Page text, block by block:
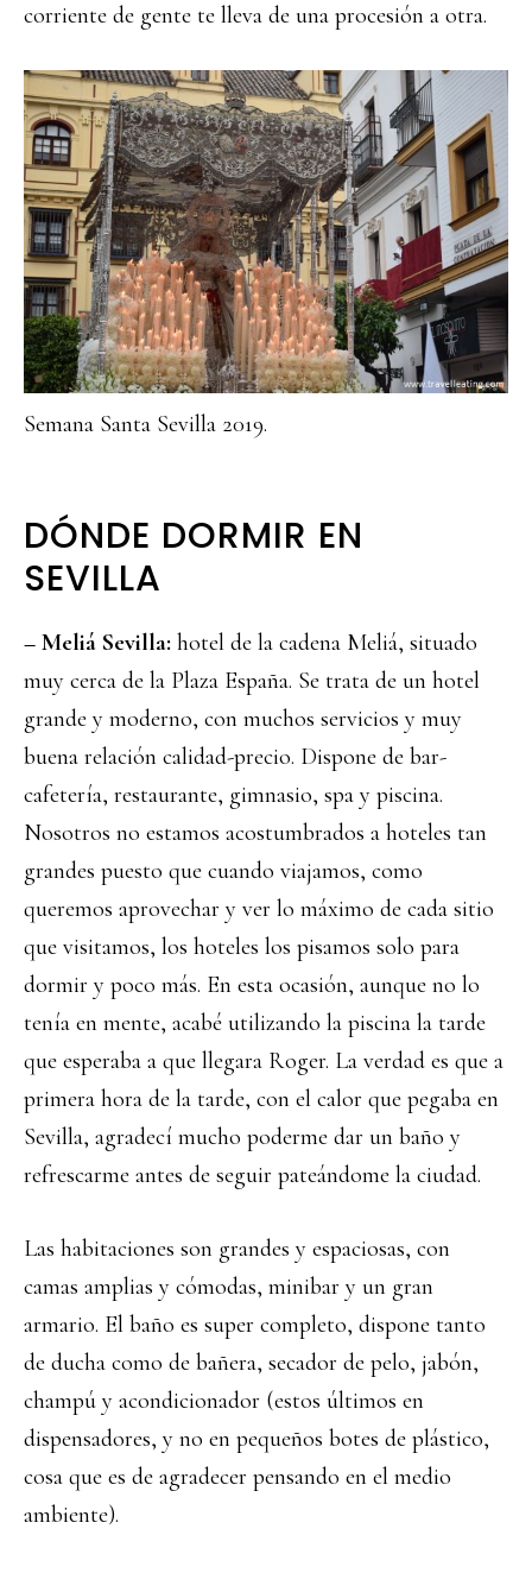
corriente de gente te lleva de una procesión a otra.
Semana Santa Sevilla 2019.
DÓNDE DORMIR EN
SEVILLA
– Meliá Sevilla: hotel de la cadena Meliá, situado
muy cerca de la Plaza España. Se trata de un hotel
grande y moderno, con muchos servicios y muy
buena relación calidad-precio. Dispone de bar-
cafetería, restaurante, gimnasio, spa y piscina.
Nosotros no estamos acostumbrados a hoteles tan
grandes puesto que cuando viajamos, como
queremos aprovechar y ver lo máximo de cada sitio
que visitamos, los hoteles los pisamos solo para
dormir y poco más. En esta ocasión, aunque no lo
tenía en mente, acabé utilizando la piscina la tarde
que esperaba a que llegara Roger. La verdad es que a
primera hora de la tarde, con el calor que pegaba en
Sevilla, agradecí mucho poderme dar un baño y
refrescarme antes de seguir pateándome la ciudad.
Las habitaciones son grandes y espaciosas, con
camas amplias y cómodas, minibar y un gran
armario. El baño es super completo, dispone tanto
de ducha como de bañera, secador de pelo, jabón,
champú y acondicionador (estos últimos en
dispensadores, y no en pequeños botes de plástico,
cosa que es de agradecer pensando en el medio
ambiente).